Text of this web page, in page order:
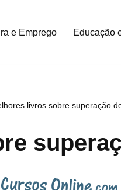
e Emprego Educação
livros sobre superação